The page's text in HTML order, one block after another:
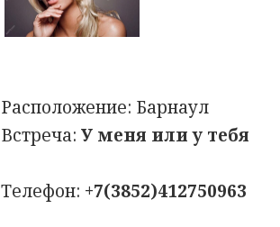
Расположение: Барнаул
Встреча:У меня или у тебя
Телефон: +7(3852)412750963